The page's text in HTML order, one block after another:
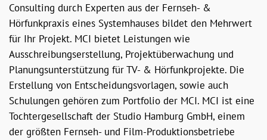
Consulting durch Experten aus der Fernseh- &
Hörfunkpraxis eines Systemhauses bildet den Mehrwert
für Ihr Projekt. MCI bietet Leistungen wie
Ausschreibungserstellung, Projektüberwachung und
Planungsunterstützung für TV- & Hörfunkprojekte. Die
Erstellung von Entscheidungsvorlagen, sowie auch
Schulungen gehören zum Portfolio der MCI. MCI ist eine
Tochtergesellschaft der Studio Hamburg GmbH, einem
der größten Fernseh- und Film-Produktionsbetriebe